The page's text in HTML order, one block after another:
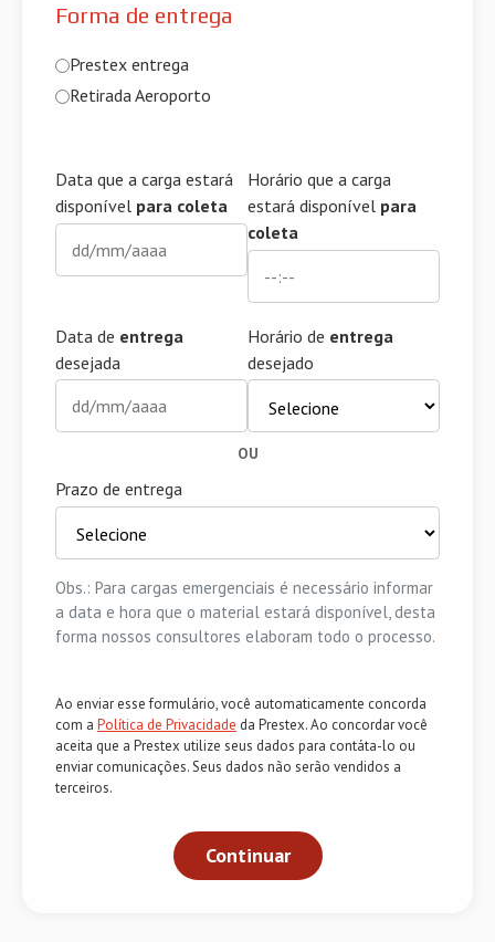
Forma de entrega
Prestex entrega
Retirada Aeroporto
Data que a carga estará
disponível para coleta
Horário que a carga
estará disponível para
coleta
Data de entrega
desejada
Horário de entrega
desejado
OU
Prazo de entrega
Obs.: Para cargas emergenciais é necessário informar
a data e hora que o material estará disponível, desta
forma nossos consultores elaboram todo o processo.
Ao enviar esse formulário, você automaticamente concorda
com a Política de Privacidade da Prestex. Ao concordar você
aceita que a Prestex utilize seus dados para contáta-lo ou
enviar comunicações. Seus dados não serão vendidos a
terceiros.
Continuar